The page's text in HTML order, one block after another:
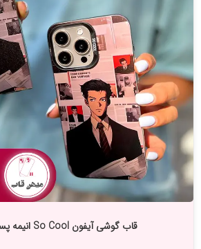
قاب گوشی آیفون So Cool انیمه پسر کد-۴۶۹۱۵